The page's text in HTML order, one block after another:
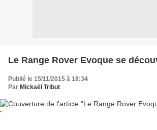
Le Range Rover Evoque se
Publié le 15/11/2015 à 18:34
Par Mickaël Tribut